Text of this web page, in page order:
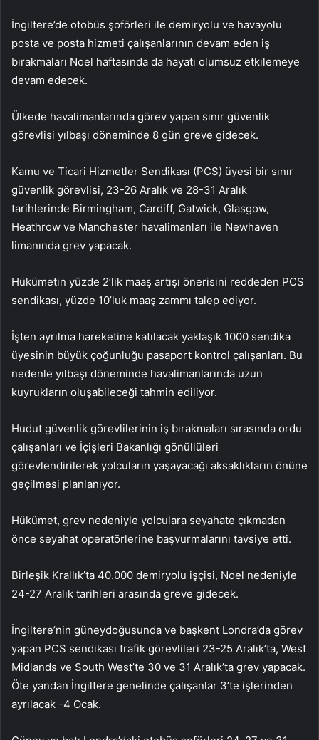
İngiltere’de otobüs şoförleri ile demiryolu ve havayolu
posta ve posta hizmeti çalışanlarının devam eden iş
bırakmaları Noel haftasında da hayatı olumsuz etkilemeye
devam edecek.
Ülkede havalimanlarında görev yapan sınır güvenlik
görevlisi yılbaşı döneminde 8 gün greve gidecek.
Kamu ve Ticari Hizmetler Sendikası (PCS) üyesi bir sınır
güvenlik görevlisi, 23-26 Aralık ve 28-31 Aralık
tarihlerinde Birmingham, Cardiff, Gatwick, Glasgow,
Heathrow ve Manchester havalimanları ile Newhaven
limanında grev yapacak.
Hükümetin yüzde 2’lik maaş artışı önerisini reddeden PCS
sendikası, yüzde 10’luk maaş zammı talep ediyor.
İşten ayrılma hareketine katılacak yaklaşık 1000 sendika
üyesinin büyük çoğunluğu pasaport kontrol çalışanları. Bu
nedenle yılbaşı döneminde havalimanlarında uzun
kuyrukların oluşabileceği tahmin ediliyor.
Hudut güvenlik görevlilerinin iş bırakmaları sırasında ordu
çalışanları ve İçişleri Bakanlığı gönüllüleri
görevlendirilerek yolcuların yaşayacağı aksaklıkların önüne
geçilmesi planlanıyor.
Hükümet, grev nedeniyle yolculara seyahate çıkmadan
önce seyahat operatörlerine başvurmalarını tavsiye etti.
Birleşik Krallık’ta 40.000 demiryolu işçisi, Noel nedeniyle
24-27 Aralık tarihleri ​​arasında greve gidecek.
İngiltere’nin güneydoğusunda ve başkent Londra’da görev
yapan PCS sendikası trafik görevlileri 23-25 ​​Aralık’ta, West
Midlands ve South West’te 30 ve 31 Aralık’ta grev yapacak.
Öte yandan İngiltere genelinde çalışanlar 3’te işlerinden
ayrılacak -4 Ocak.